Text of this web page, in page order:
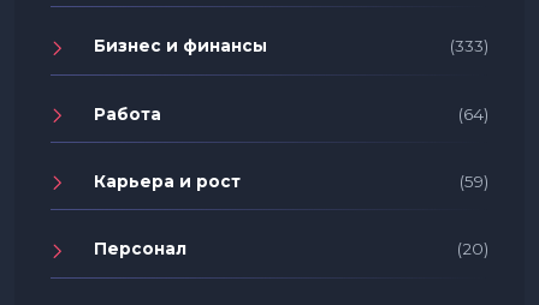
Бизнес и финансы (333)
Работа (64)
Карьера и рост (59)
Персонал (20)